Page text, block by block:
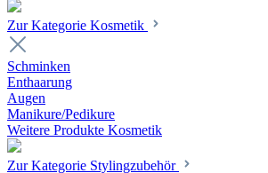
Zur Kategorie Kosmetik
Schminken
Enthaarung
Augen
Manikure/Pedikure
Weitere Produkte Kosmetik
Zur Kategorie Stylingzubehör